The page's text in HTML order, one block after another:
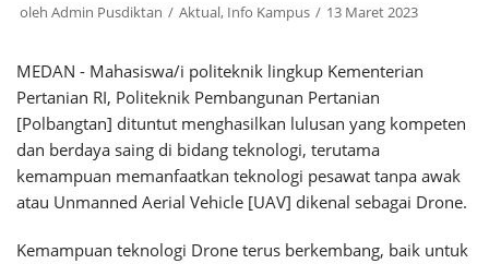
oleh Admin Pusdiktan Aktual, Info Kampus 13 Maret 2023
MEDAN - Mahasiswa/i politeknik lingkup Kementerian
Pertanian RI, Politeknik Pembangunan Pertanian
[Polbangtan] dituntut menghasilkan lulusan yang kompeten
dan berdaya saing di bidang teknologi, terutama
kemampuan memanfaatkan teknologi pesawat tanpa awak
atau Unmanned Aerial Vehicle [UAV] dikenal sebagai Drone.
Kemampuan teknologi Drone terus berkembang, baik untuk